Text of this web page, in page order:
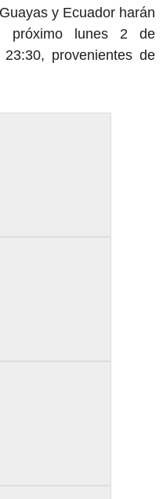
y Ecuador harán
próximo lunes 2 de
provenientes de